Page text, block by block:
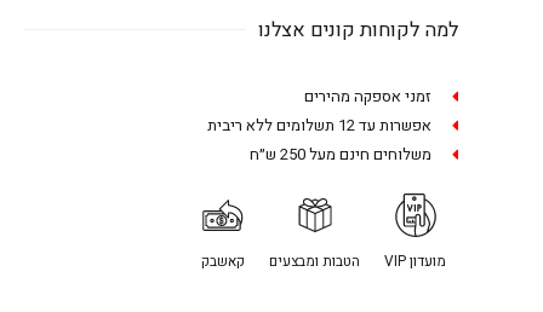
למה לקוחות קונים אצלנו
זמני אספקה מהירים
אפשרות עד 12 תשלומים ללא ריבית
משלוחים חינם מעל 250 ש״ח
מועדון VIP הטבות ומבצעים קאשבק